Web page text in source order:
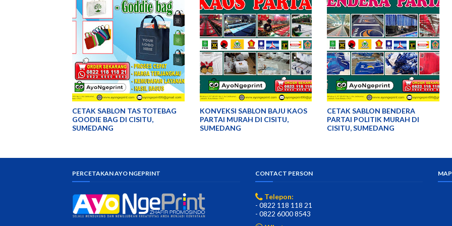
CETAK SABLON TAS TOTEBAG
GOODIE BAG DI CISITU,
SUMEDANG
KONVEKSI SABLON BAJU KAOS
PARTAI MURAH DI CISITU,
SUMEDANG
CETAK SABLON BENDERA
PARTAI POLITIK MURAH DI
CISITU, SUMEDANG
PERCETAKAN AYO NGEPRINT CONTACT PERSON
Telepon:
- 0822 118 118 21
- 0822 6000 8543